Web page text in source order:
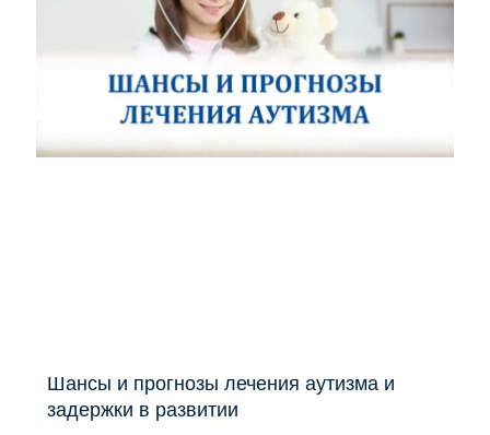
Шансы и прогнозы лечения аутизма и
задержки в развитии